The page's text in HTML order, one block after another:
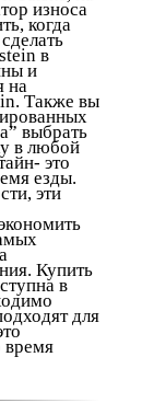
износа
когда
в
и
на
Также вы
выбрать
в любой
это
езды.
эти
Купить
в
для
время